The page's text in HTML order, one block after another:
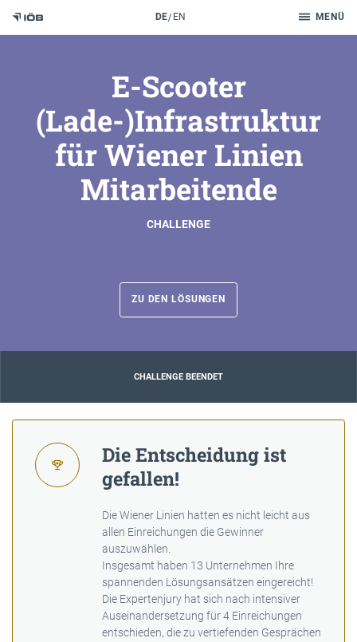
DE EN MENÜ
E-Scooter
(Lade-)Infrastruktur
für Wiener Linien
Mitarbeitende
CHALLENGE
ZU DEN LÖSUNGEN
CHALLENGE BEENDET
Die Entscheidung ist
gefallen!
Die Wiener Linien hatten es nicht leicht aus
allen Einreichungen die Gewinner
auszuwählen.
Insgesamt haben 13 Unternehmen Ihre
spannenden Lösungsansätzen eingereicht!
Die Expertenjury hat sich nach intensiver
Auseinandersetzung für 4 Einreichungen
entschieden, die zu vertiefenden Gesprächen